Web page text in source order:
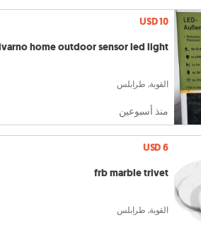
USD 10
home outdoor sensor led light
القوبة, طرابلس
منذ أسبوعين
USD 6
frb marble trivet
القوبة, طرابلس